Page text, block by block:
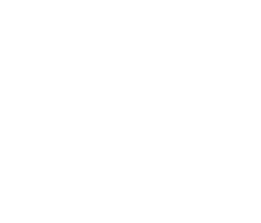
stuttgart.de/). Sie